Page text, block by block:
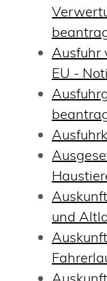
Ausfuhr
EU -
und